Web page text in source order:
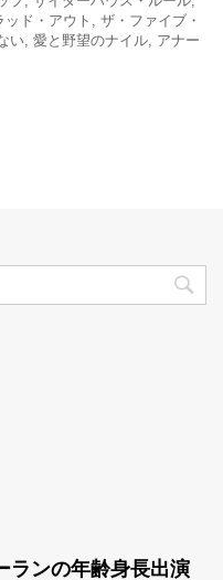
ド・アウト
ザ・ファイブ・
い 愛と野望のナイル アナー
ランの年齢身長出演